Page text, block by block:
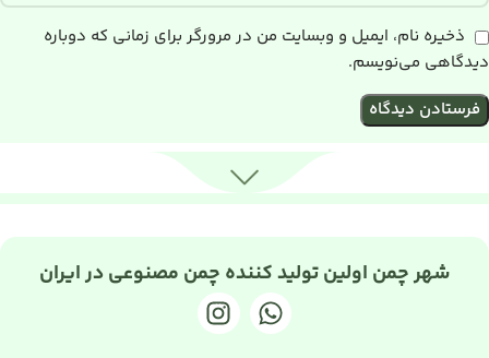
ذخیره نام، ایمیل و وبسایت من در مرورگر برای زمانی که دوباره
دیدگاهی می‌نویسم.
شهر چمن اولین تولید کننده چمن مصنوعی در ایران